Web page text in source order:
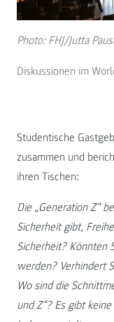
Photo: FHJ/Jutta
Diskussionen im
Studentische
zusammen und
ihren Tischen:
Die „Generation Z“
Sicherheit gibt,
Sicherheit? Könnten
werden? Verhindert
Wo sind die
und Z“? Es gibt